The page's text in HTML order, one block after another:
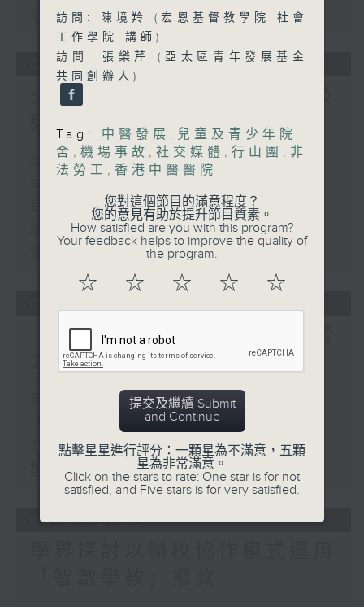
引》執行情況調查結果
06/08/2026
5歲男童被虐致死 母親誤殺及
殘酷對待兒童罪成判囚22年
足本 Full (HKT 17:00 - 18:00)
兒童罪成判囚22年
議員關注教科書價格升幅對基層影響 提
優化學校書簿津貼計劃等建議
「Fun Coffee」投資騙案 警
方接獲225宗報案
足本 Full (HKT 17:00 - 18:00)
「Fun Coffee」投資騙案 警方接獲
225宗報案
加強規管放債人首階段措施8月起生效
04/08/2026
訪問: 陳境羚 (宏恩基督教學院 社會
工作學院 講師)
訪問: 張樂芹 (亞太區青年發展基金
共同創辦人)
Tag: 中醫發展 , 兒童及青少年院
舍 , 機場事故 , 社交媒體 , 行山團 , 非
法勞工 , 香港中醫醫院
您對這個節目的滿意程度？
您的意見有助於提升節目質素。
How satisfied are you with this program?
Your feedback helps to improve the quality of
the program.
☆ ☆ ☆ ☆ ☆
提交及繼續 Submit
and Continue
點擊星星進行評分：一顆星為不滿意，五顆
星為非常滿意。
Click on the stars to rate: One star is for not
satisfied, and Five stars is for very satisfied.